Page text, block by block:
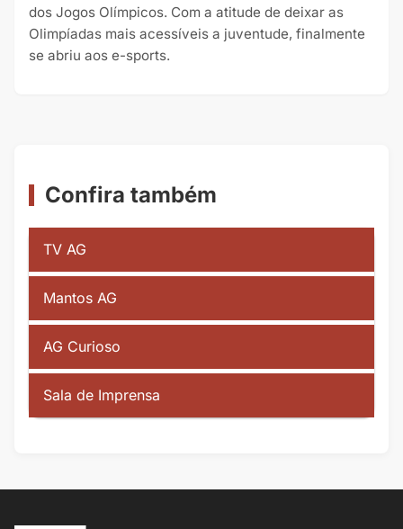
dos Jogos Olímpicos. Com a atitude de deixar as
Olimpíadas mais acessíveis a juventude, finalmente
se abriu aos e-sports.
Confira também
TV AG
Mantos AG
AG Curioso
Sala de Imprensa